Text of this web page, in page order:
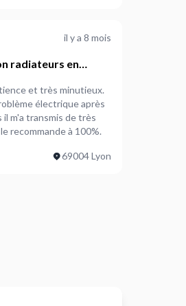
il y a 8 mois
radiateurs en
et très minutieux.
électrique après
m'a transmis de très
recommande à 100%.
69004 Lyon